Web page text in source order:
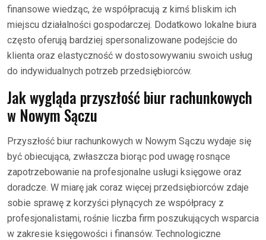
finansowe wiedząc, że współpracują z kimś bliskim ich
miejscu działalności gospodarczej. Dodatkowo lokalne biura
często oferują bardziej spersonalizowane podejście do
klienta oraz elastyczność w dostosowywaniu swoich usług
do indywidualnych potrzeb przedsiębiorców.
Jak wygląda przyszłość biur rachunkowych
w Nowym Sączu
Przyszłość biur rachunkowych w Nowym Sączu wydaje się
być obiecująca, zwłaszcza biorąc pod uwagę rosnące
zapotrzebowanie na profesjonalne usługi księgowe oraz
doradcze. W miarę jak coraz więcej przedsiębiorców zdaje
sobie sprawę z korzyści płynących ze współpracy z
profesjonalistami, rośnie liczba firm poszukujących wsparcia
w zakresie księgowości i finansów. Technologiczne